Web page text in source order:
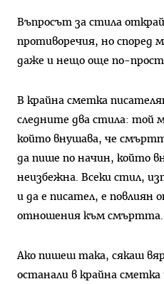
Въпросът за стила
противоречия, но според
даже и нещо още по-
В крайна сметка
следните два стила: той
който внушава, че
да пише по начин, който
неизбежна. Всеки стил,
и да е писател, е повлиян
отношения към смъртта.
Ако пишеш така, сякаш
останали в крайна